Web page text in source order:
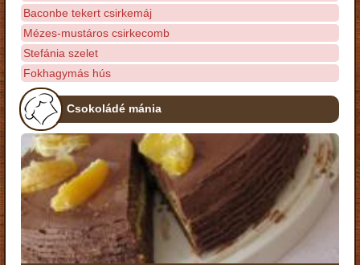
Baconbe tekert csirkemáj
Mézes-mustáros csirkecomb
Stefánia szelet
Fokhagymás hús
Csokoládé mánia